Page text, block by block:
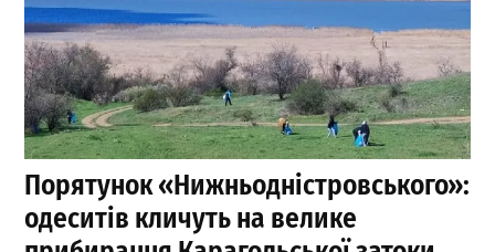
Порятунок «Нижньодністровського»:
одеситів кличуть на велике